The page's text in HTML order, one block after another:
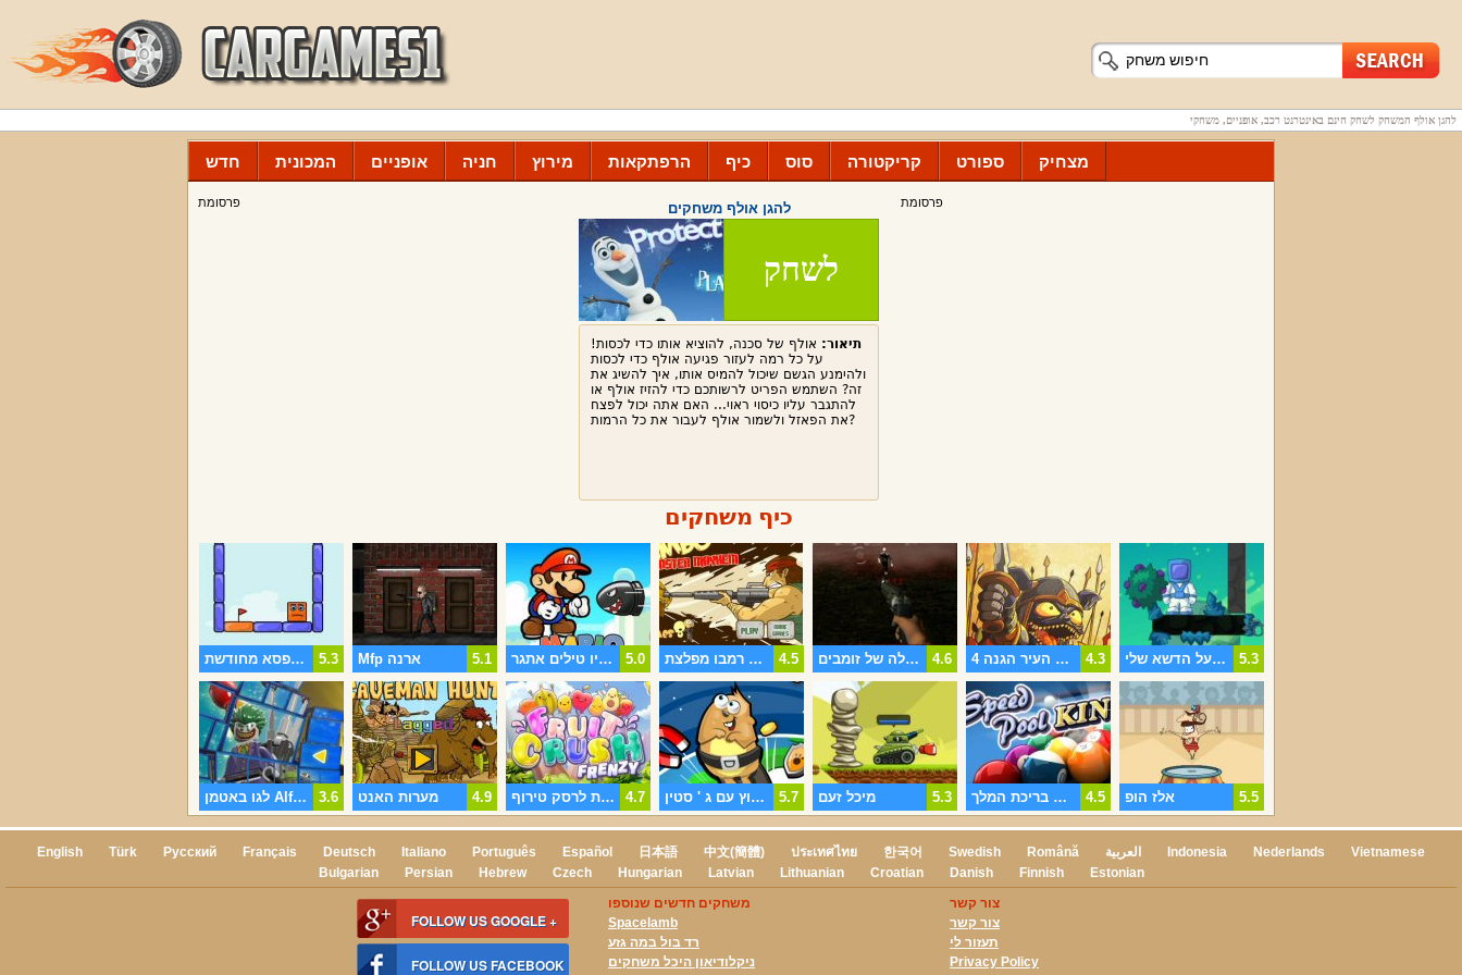
להגן אולף המשחק לשחק חינם באינטרנט רכב, אופניים, משחקי
חדש המכונית אופניים חניה מירוץ הרפתקאות כיף סוס קריקטורה ספורט מצחיק
פרסומת פרסומת להגן אולף משחקים
לשחק
תיאור: אולף של סכנה, להוציא אותו כדי לכסות!
על כל רמה לעזור פגיעה אולף כדי לכסות
ולהימנע הגשם שיכול להמיס אותו, איך להשיג את
זה? השתמש הפריט לרשותכם כדי להזיז אולף או
להתגבר עליו כיסוי ראוי... האם אתה יכול לפצח
את הפאזל ולשמור אולף לעבור את כל הרמות?
כיף משחקים
5.3 קפיצות קופסא מחודשת 5.1 Mfp ארנה 5.0 מריו טילים אתגר 4.5 רמבו מפלצת Mayhem 4.6 הלילה של זומבים 4.3 מפלצת העיר הגנה 4 5.3 אנשים על הדשא שלי
3.6 לגו באטמן Alfreds המחבט מצליפה 4.9 מערות האנט 4.7 פירות לרסק טירוף 5.7 לקפוץ עם ג ' סטין. 5.3 מיכל זעם 4.5 מהירות בריכת המלך 5.5 אלז הופ
English Türk Русский Français Deutsch Italiano Português Español 日本語 中文(簡體) ประเทศไทย 한국어 Swedish Română العربية Indonesia Nederlands
Vietnamese
Bulgarian
Persian Hebrew Czech Hungarian Latvian Lithuanian Croatian Danish Finnish Estonian
FOLLOW US GOOGLE +
FOLLOW US FACEBOOK
משחקים חדשים שנוספו
Spacelamb
רד בול במה גזע
ניקלודיאון היכל משחקים
צור קשר
צור קשר
תעזור לי
Privacy Policy